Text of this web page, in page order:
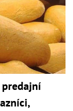
predajní